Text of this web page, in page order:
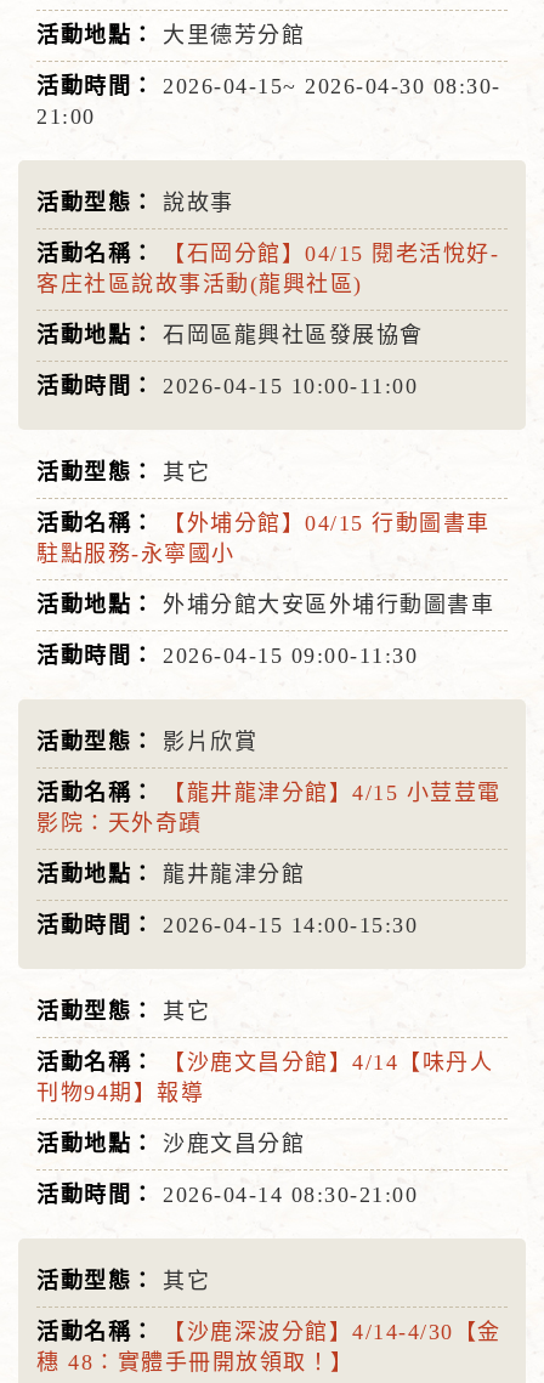
大里德芳分館
2026-04-15~ 2026-04-30 08:30-
21:00
說故事
【石岡分館】04/15 閱老活悅好-
客庄社區說故事活動(龍興社區)
石岡區龍興社區發展協會
2026-04-15 10:00-11:00
其它
【外埔分館】04/15 行動圖書車
駐點服務-永寧國小
外埔分館大安區外埔行動圖書車
2026-04-15 09:00-11:30
影片欣賞
【龍井龍津分館】4/15 小荳荳電
影院：天外奇蹟
龍井龍津分館
2026-04-15 14:00-15:30
其它
【沙鹿文昌分館】4/14【味丹人
刊物94期】報導
沙鹿文昌分館
2026-04-14 08:30-21:00
其它
【沙鹿深波分館】4/14-4/30【金
穗 48：實體手冊開放領取！】